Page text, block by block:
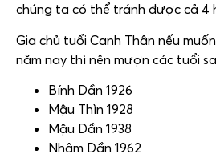
chúng ta có thể tránh được cả 4
Gia chủ tuổi Canh Thân nếu
năm nay thì nên mượn các tuổi
Bính Dần 1926
Mậu Thìn 1928
Mậu Dần 1938
Nhâm Dần 1962